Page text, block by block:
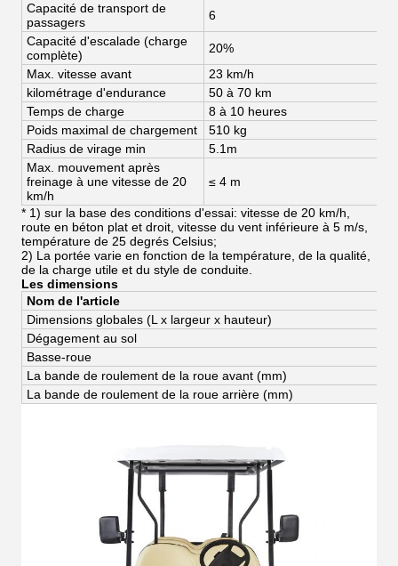
Capacité de transport de
passagers
6
Capacité d'escalade (charge
complète)
20%
Max. vitesse avant
23 km/h
kilométrage d'endurance
50 à 70 km
Temps de charge
8 à 10 heures
Poids maximal de chargement
510 kg
Radius de virage min
5.1m
Max. mouvement après
freinage à une vitesse de 20
km/h
≤ 4 m
* 1) sur la base des conditions d'essai: vitesse de 20 km/h,
route en béton plat et droit, vitesse du vent inférieure à 5 m/s,
température de 25 degrés Celsius;
2) La portée varie en fonction de la température, de la qualité,
de la charge utile et du style de conduite.
Les dimensions
Nom de l'article
Dimensions globales (L x largeur x hauteur)
Dégagement au sol
Basse-roue
La bande de roulement de la roue avant (mm)
La bande de roulement de la roue arrière (mm)